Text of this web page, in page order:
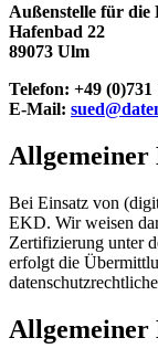
Außenstelle für die
Hafenbad 22
89073 Ulm
Telefon: +49 (0)731
E-Mail:
Allgemeiner
Bei Einsatz von
EKD. Wir weisen
Zertifizierung unter
erfolgt die
Allgemeiner